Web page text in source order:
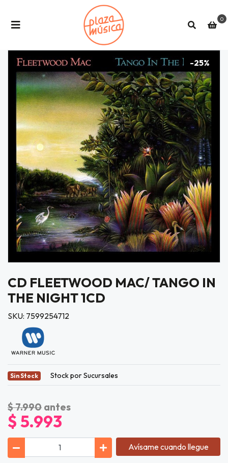
0
-25%
CD FLEETWOOD MAC/ TANGO IN
THE NIGHT 1CD
SKU: 7599254712
Sin Stock Stock por Sucursales
$ 7.990 antes
$ 5.993
Avísame cuando llegue